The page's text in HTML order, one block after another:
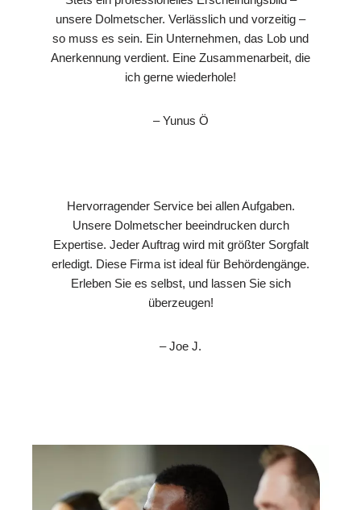
unsere Dolmetscher. Verlässlich und vorzeitig –
so muss es sein. Ein Unternehmen, das Lob und
Anerkennung verdient. Eine Zusammenarbeit, die
ich gerne wiederhole!
– Yunus Ö
Hervorragender Service bei allen Aufgaben.
Unsere Dolmetscher beeindrucken durch
Expertise. Jeder Auftrag wird mit größter Sorgfalt
erledigt. Diese Firma ist ideal für Behördengänge.
Erleben Sie es selbst, und lassen Sie sich
überzeugen!
– Joe J.